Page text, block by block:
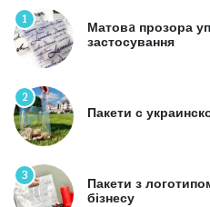
1
Матовa прозора
застосування
2
Пакети с
3
Пакети з
бізнесу